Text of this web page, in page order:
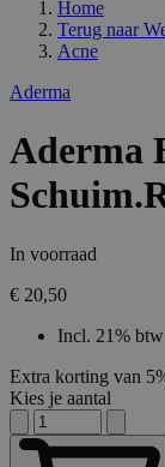
Home
Terug naar
Acne
Aderma
Aderma
In voorraad
€ 20,50
Incl. 21% btw
Extra korting van
Kies je aantal